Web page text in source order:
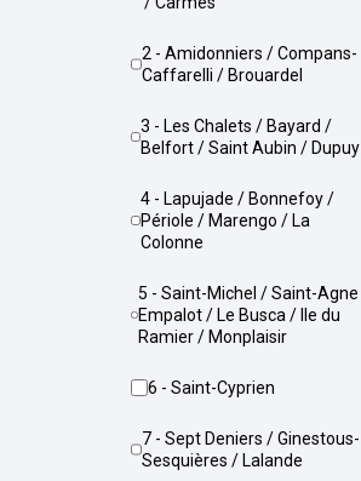
2 - Amidonniers / Compans-
Caffarelli / Brouardel
3 - Les Chalets / Bayard /
Belfort / Saint Aubin / Dupuy
4 - Lapujade / Bonnefoy /
Périole / Marengo / La
Colonne
5 - Saint-Michel / Saint-Agne /
Empalot / Le Busca / Ile du
Ramier / Monplaisir
6 - Saint-Cyprien
7 - Sept Deniers / Ginestous-
Sesquières / Lalande